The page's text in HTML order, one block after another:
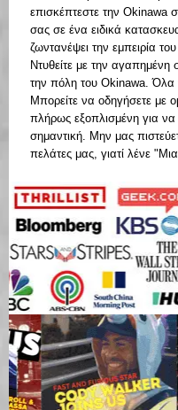
επισκέπτεστε την Okinawa
σας σε ένα ειδικά
ζωντανέψει την εμπειρία
Ντυθείτε με την
την πόλη του Okinawa.
Μπορείτε να οδηγήσετε με
πλήρως εξοπλισμένη για να
σημαντική. Μην μας
πελάτες μας, γιατί λένε